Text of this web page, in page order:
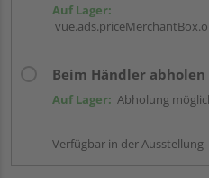
Auf Lager:
Beim Händler abholen
Auf Lager: Abholung
Verfügbar in der Ausstellung